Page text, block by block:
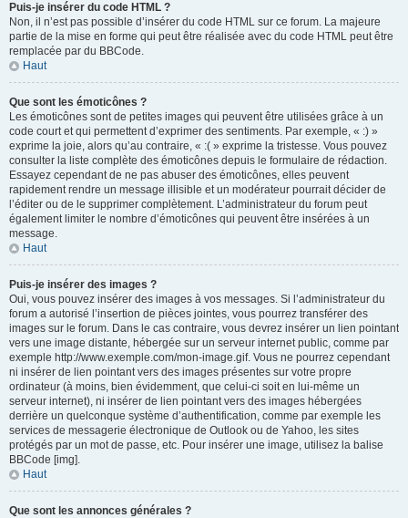
Puis-je insérer du code HTML ?
Non, il n’est pas possible d’insérer du code HTML sur ce forum. La majeure
partie de la mise en forme qui peut être réalisée avec du code HTML peut être
remplacée par du BBCode.
Haut
Que sont les émoticônes ?
Les émoticônes sont de petites images qui peuvent être utilisées grâce à un
code court et qui permettent d’exprimer des sentiments. Par exemple, « :) »
exprime la joie, alors qu’au contraire, « :( » exprime la tristesse. Vous pouvez
consulter la liste complète des émoticônes depuis le formulaire de rédaction.
Essayez cependant de ne pas abuser des émoticônes, elles peuvent
rapidement rendre un message illisible et un modérateur pourrait décider de
l’éditer ou de le supprimer complètement. L’administrateur du forum peut
également limiter le nombre d’émoticônes qui peuvent être insérées à un
message.
Haut
Puis-je insérer des images ?
Oui, vous pouvez insérer des images à vos messages. Si l’administrateur du
forum a autorisé l’insertion de pièces jointes, vous pourrez transférer des
images sur le forum. Dans le cas contraire, vous devrez insérer un lien pointant
vers une image distante, hébergée sur un serveur internet public, comme par
exemple http://www.exemple.com/mon-image.gif. Vous ne pourrez cependant
ni insérer de lien pointant vers des images présentes sur votre propre
ordinateur (à moins, bien évidemment, que celui-ci soit en lui-même un
serveur internet), ni insérer de lien pointant vers des images hébergées
derrière un quelconque système d’authentification, comme par exemple les
services de messagerie électronique de Outlook ou de Yahoo, les sites
protégés par un mot de passe, etc. Pour insérer une image, utilisez la balise
BBCode [img].
Haut
Que sont les annonces générales ?